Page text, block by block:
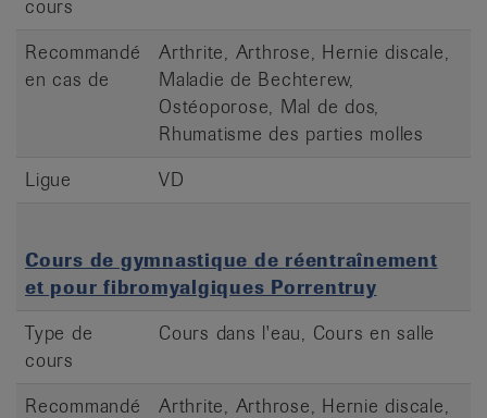
cours
Recommandé
en cas de
Arthrite, Arthrose, Hernie discale,
Maladie de Bechterew,
Ostéoporose, Mal de dos,
Rhumatisme des parties molles
Ligue
VD
Cours de gymnastique de réentraînement
et pour fibromyalgiques Porrentruy
Type de
cours
Cours dans l'eau, Cours en salle
Recommandé
Arthrite, Arthrose, Hernie discale,